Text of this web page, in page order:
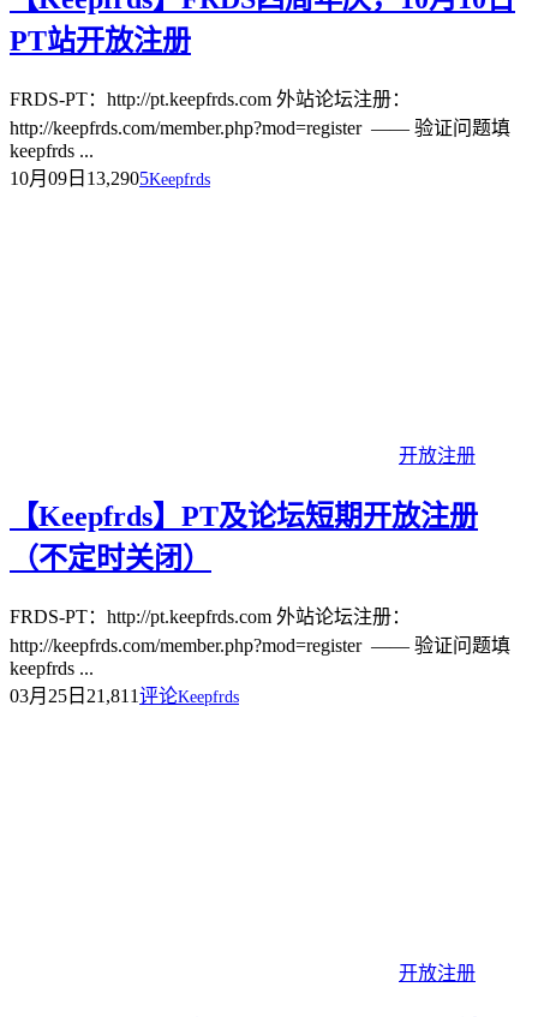
PT站开放注册
FRDS-PT：http://pt.keepfrds.com 外站论坛注册：
http://keepfrds.com/member.php?mod=register —— 验证问题填
keepfrds ...
10月09日 13,2905Keepfrds
开放注册
【Keepfrds】PT及论坛短期开放注册
（不定时关闭）
FRDS-PT：http://pt.keepfrds.com 外站论坛注册：
http://keepfrds.com/member.php?mod=register —— 验证问题填
keepfrds ...
03月25日 21,811评论Keepfrds
开放注册